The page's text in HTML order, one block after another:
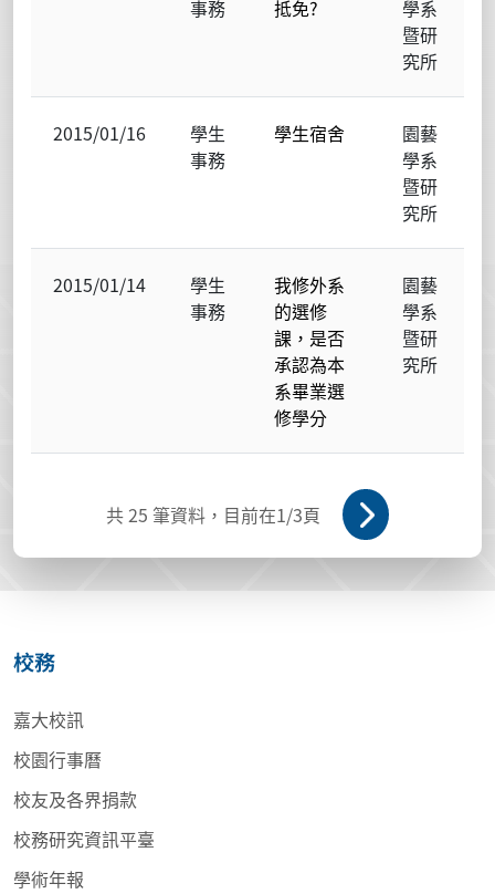
事務 抵免?
學系
暨研
究所
2015/01/16
學生
事務
學生宿舍
園藝
學系
暨研
究所
2015/01/14
學生
事務
我修外系
的選修
課，是否
承認為本
系畢業選
修學分
園藝
學系
暨研
究所
共25 筆資料，目前在1/3頁
校務
嘉大校訊
校園行事曆
校友及各界捐款
校務研究資訊平臺
學術年報